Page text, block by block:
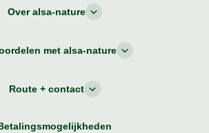
Over alsa-nature
met alsa-nature
Route + contact